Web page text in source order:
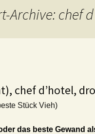
Archive: chef
chef d’hotel,
Stück Vieh)
das beste Gewand